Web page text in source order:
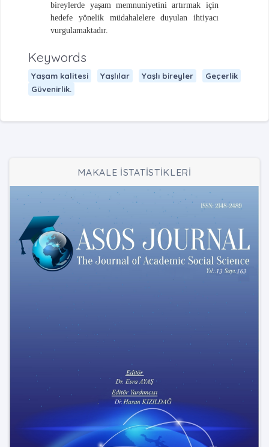
bireylerde yaşam memnuniyetini artırmak için
hedefe yönelik müdahalelere duyulan ihtiyacı
vurgulamaktadır.
Keywords
Yaşam kalitesi Yaşlılar Yaşlı bireyler
Geçerlik
Güvenirlik.
MAKALE İSTATİSTİKLERİ